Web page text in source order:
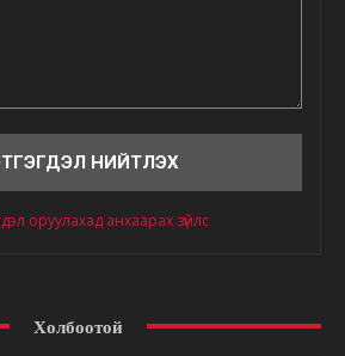
оруулахад анхаарах зүйлс
Холбоотой